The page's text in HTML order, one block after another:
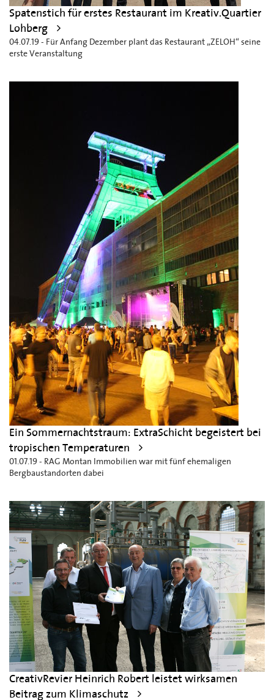
Spatenstich für erstes Restaurant im Kreativ.Quartier
Lohberg
04.07.19 - Für Anfang Dezember plant das Restaurant „ZELOH“ seine
erste Veranstaltung
Ein Sommernachtstraum: ExtraSchicht begeistert bei
tropischen Temperaturen
01.07.19 - RAG Montan Immobilien war mit fünf ehemaligen
Bergbaustandorten dabei
CreativRevier Heinrich Robert leistet wirksamen
Beitrag zum Klimaschutz